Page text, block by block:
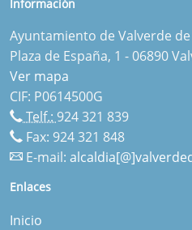
Información
Ayuntamiento de Valverde
Plaza de España, 1 - 06890
Ver mapa
CIF: P0614500G
Telf.: 924 321 839
Fax: 924 321 848
E-mail:
Enlaces
Inicio